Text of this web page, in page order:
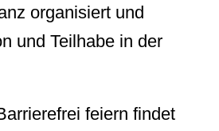
organisiert und
und Teilhabe in der
feiern findet